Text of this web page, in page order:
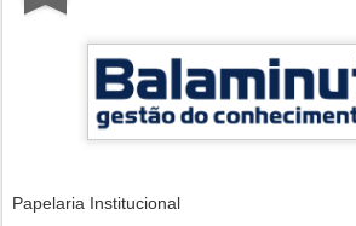
Papelaria Institucional